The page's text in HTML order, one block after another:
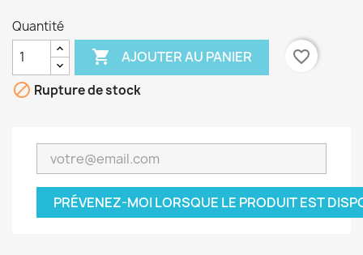
Quantité
 AJOUTER AU PANIER
favorite_border
 Rupture de stock
PRÉVENEZ-MOI LORSQUE LE PRODUIT EST